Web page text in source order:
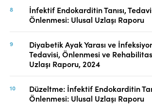
İnfektif Endokarditin Tanısı,
Önlenmesi: Ulusal Uzlaşı Raporu
Diyabetik Ayak Yarası ve
Tedavisi, Önlenmesi ve
Uzlaşı Raporu, 2024
Düzeltme: İnfektif Endokarditin
Önlenmesi: Ulusal Uzlaşı Raporu